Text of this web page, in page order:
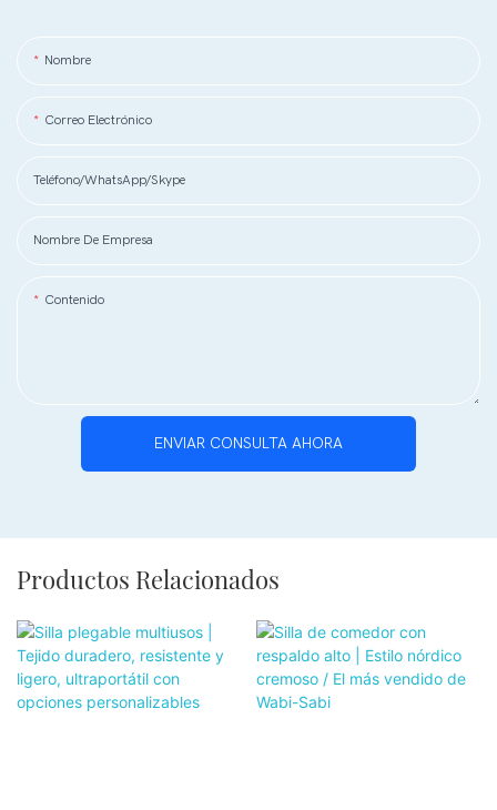
Nombre
Correo Electrónico
Teléfono/WhatsApp/Skype
Nombre De Empresa
Contenido
ENVIAR CONSULTA AHORA
Productos Relacionados